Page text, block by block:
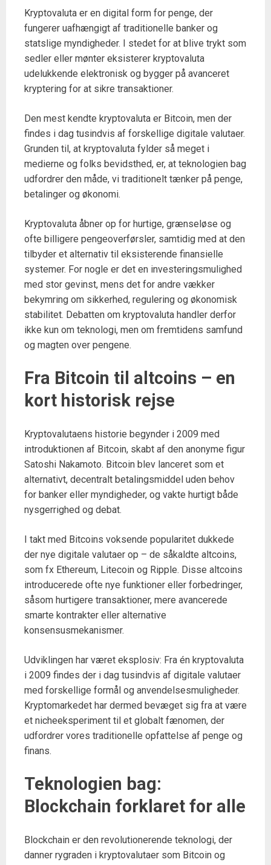
Kryptovaluta er en digital form for penge, der
fungerer uafhængigt af traditionelle banker og
statslige myndigheder. I stedet for at blive trykt som
sedler eller mønter eksisterer kryptovaluta
udelukkende elektronisk og bygger på avanceret
kryptering for at sikre transaktioner.
Den mest kendte kryptovaluta er Bitcoin, men der
findes i dag tusindvis af forskellige digitale valutaer.
Grunden til, at kryptovaluta fylder så meget i
medierne og folks bevidsthed, er, at teknologien bag
udfordrer den måde, vi traditionelt tænker på penge,
betalinger og økonomi.
Kryptovaluta åbner op for hurtige, grænseløse og
ofte billigere pengeoverførsler, samtidig med at den
tilbyder et alternativ til eksisterende finansielle
systemer. For nogle er det en investeringsmulighed
med stor gevinst, mens det for andre vækker
bekymring om sikkerhed, regulering og økonomisk
stabilitet. Debatten om kryptovaluta handler derfor
ikke kun om teknologi, men om fremtidens samfund
og magten over pengene.
Fra Bitcoin til altcoins – en
kort historisk rejse
Kryptovalutaens historie begynder i 2009 med
introduktionen af Bitcoin, skabt af den anonyme figur
Satoshi Nakamoto. Bitcoin blev lanceret som et
alternativt, decentralt betalingsmiddel uden behov
for banker eller myndigheder, og vakte hurtigt både
nysgerrighed og debat.
I takt med Bitcoins voksende popularitet dukkede
der nye digitale valutaer op – de såkaldte altcoins,
som fx Ethereum, Litecoin og Ripple. Disse altcoins
introducerede ofte nye funktioner eller forbedringer,
såsom hurtigere transaktioner, mere avancerede
smarte kontrakter eller alternative
konsensusmekanismer.
Udviklingen har været eksplosiv: Fra én kryptovaluta
i 2009 findes der i dag tusindvis af digitale valutaer
med forskellige formål og anvendelsesmuligheder.
Kryptomarkedet har dermed bevæget sig fra at være
et nicheeksperiment til et globalt fænomen, der
udfordrer vores traditionelle opfattelse af penge og
finans.
Teknologien bag:
Blockchain forklaret for alle
Blockchain er den revolutionerende teknologi, der
danner rygraden i kryptovalutaer som Bitcoin og